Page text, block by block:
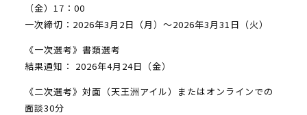
（金）17：00
一次締切：2026年3月2日（月）～2026年3月31日（火）
《一次選考》書類選考
結果通知： 2026年4月24日（金）
《二次選考》対面（天王洲アイル）またはオンラインでの
面談30分